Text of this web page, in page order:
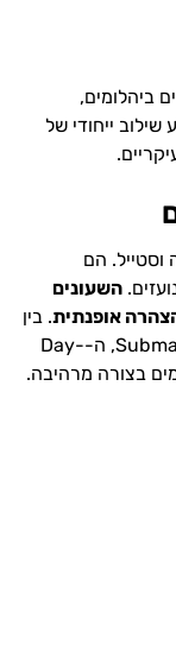
ביהלומים,
ייחודי של
וסטייל. הם
השעונים
אופנתית. בין
הדגמים הפופולריים ניתן למצוא את ה-Submariner, ה-Day-